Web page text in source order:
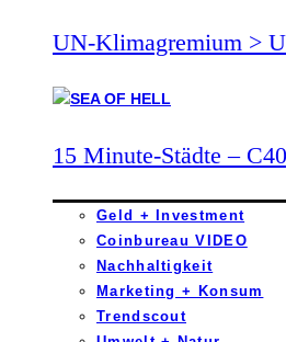
UN-Klimagremium >
15 Minute-Städte –
Geld + Investment
Coinbureau VIDEO
Nachhaltigkeit
Marketing + Konsum
Trendscout